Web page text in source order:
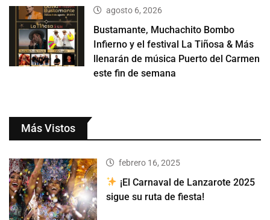
agosto 6, 2026
Bustamante, Muchachito Bombo
Infierno y el festival La Tiñosa & Más
llenarán de música Puerto del Carmen
este fin de semana
Más Vistos
febrero 16, 2025
¡El Carnaval de Lanzarote 2025
sigue su ruta de fiesta!